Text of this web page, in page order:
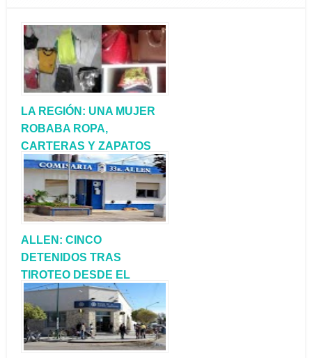
LA REGIÓN: UNA MUJER
ROBABA ROPA,
CARTERAS Y ZAPATOS
EN TIENDAS Y LUEGO
LAS VENDÍA POR
FACEBOOK
ALLEN: CINCO
DETENIDOS TRAS
TIROTEO DESDE EL
TECHO DE UNA VIVIENDA
DE CALLE LAGO
MASCARDI